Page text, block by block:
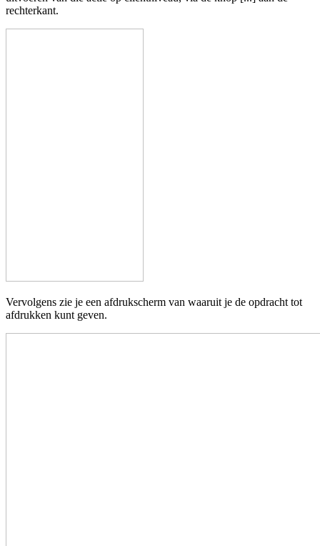
rechterkant.
Vervolgens zie je een afdrukscherm van waaruit je de opdracht tot
afdrukken kunt geven.